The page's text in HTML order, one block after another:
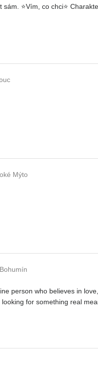
sám. ⭐Vím, co chci⭐
Mýto
Bohumín
person who believes in
for something real